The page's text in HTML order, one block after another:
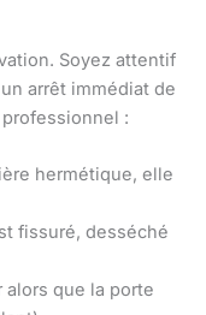
Soyez attentif
arrêt immédiat de
:
hermétique, elle
fissuré, desséché
alors que la porte